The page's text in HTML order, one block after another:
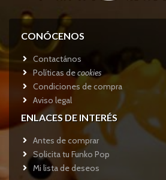
CONÓCENOS
Contactános
Políticas decookies
Condiciones de compra
Aviso legal
ENLACES DE INTERÉS
Antes de comprar
Solicita tu Funko Pop
Mi lista de deseos